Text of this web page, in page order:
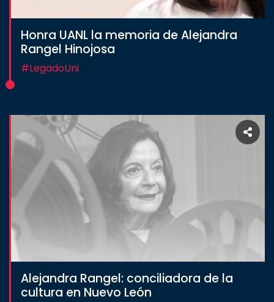
Honra UANL la memoria de Alejandra
Rangel Hinojosa
#LegadoUni
Alejandra Rangel: conciliadora de la
cultura en Nuevo León